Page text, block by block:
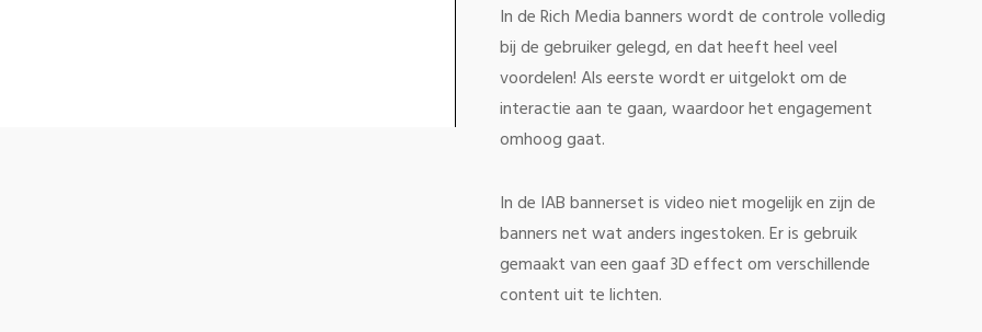
In de Rich Media banners wordt de controle volledig
bij de gebruiker gelegd, en dat heeft heel veel
voordelen! Als eerste wordt er uitgelokt om de
interactie aan te gaan, waardoor het engagement
omhoog gaat.
In de IAB bannerset is video niet mogelijk en zijn de
banners net wat anders ingestoken. Er is gebruik
gemaakt van een gaaf 3D effect om verschillende
content uit te lichten.